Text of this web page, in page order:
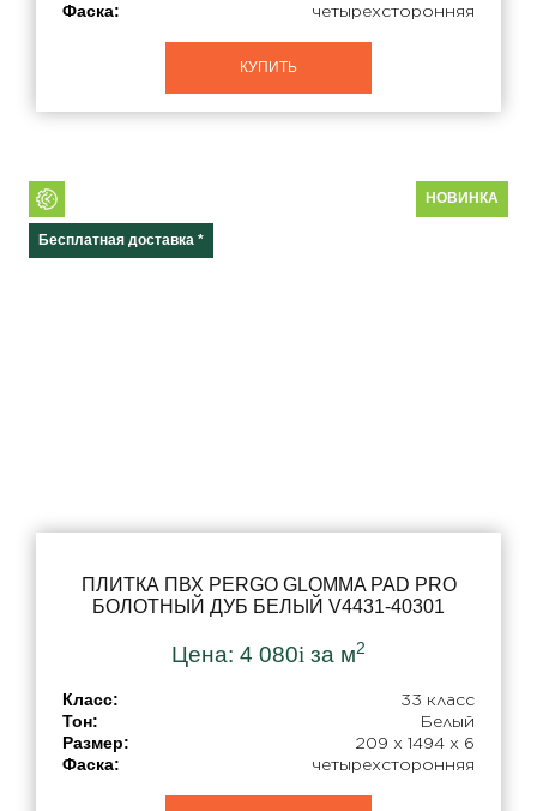
Длина
Коллекция
Страна бренда
Фаска:
четырехсторонняя
КУПИТЬ
НОВИНКА
Бесплатная доставка *
ПЛИТКА ПВХ PERGO GLOMMA PAD PRO
БОЛОТНЫЙ ДУБ БЕЛЫЙ V4431-40301
Цена: 4 080i за м2
Класс:
33 класс
Тон:
Белый
Размер:
209 x 1494 x 6
Фаска:
четырехсторонняя